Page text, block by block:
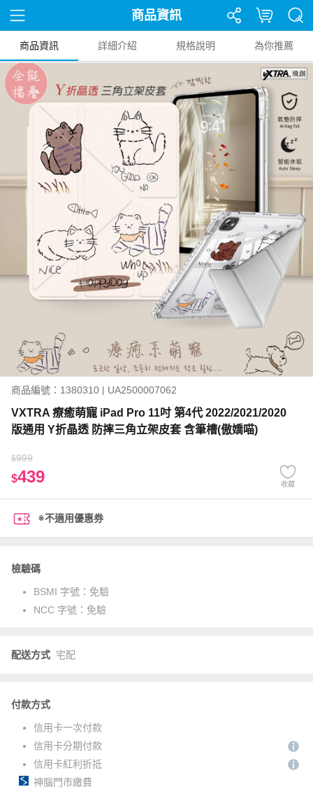
商品資訊
商品資訊 詳細介紹 規格說明 為你推薦
商品編號：1380310 | UA2500007062
VXTRA 療癒萌寵 iPad Pro 11吋 第4代 2022/2021/2020
版通用 Y折晶透 防摔三角立架皮套 含筆槽(傲嬌喵)
$999
$439 收藏
※不適用優惠券
檢驗碼
BSMI 字號： 免驗
NCC 字號： 免驗
配送方式 宅配
付款方式
信用卡一次付款
信用卡分期付款
信用卡紅利折抵
神腦門市繳費